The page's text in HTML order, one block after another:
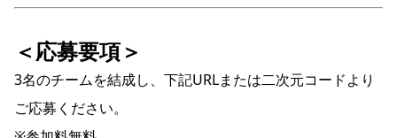
＜応募要項＞
3名のチームを結成し、下記URLまたは二次元コードより
ご応募ください。